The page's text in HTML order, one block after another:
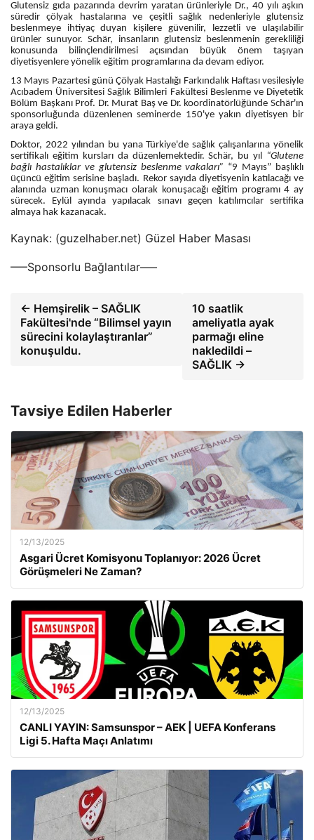
Glutensiz gıda pazarında devrim yaratan ürünleriyle Dr., 40 yılı aşkın
süredir çölyak hastalarına ve çeşitli sağlık nedenleriyle glutensiz
beslenmeye ihtiyaç duyan kişilere güvenilir, lezzetli ve ulaşılabilir
ürünler sunuyor. Schär, insanların glutensiz beslenmenin gerekliliği
konusunda bilinçlendirilmesi açısından büyük önem taşıyan
diyetisyenlere yönelik eğitim programlarına da devam ediyor.
13 Mayıs Pazartesi günü Çölyak Hastalığı Farkındalık Haftası vesilesiyle
Acıbadem Üniversitesi Sağlık Bilimleri Fakültesi Beslenme ve Diyetetik
Bölüm Başkanı Prof. Dr. Murat Baş ve Dr. koordinatörlüğünde Schär'ın
sponsorluğunda düzenlenen seminerde 150'ye yakın diyetisyen bir
araya geldi.
Doktor, 2022 yılından bu yana Türkiye'de sağlık çalışanlarına yönelik
sertifikalı eğitim kursları da düzenlemektedir. Schär, bu yıl
“Glutene
bağlı hastalıklar ve glutensiz beslenme vakaları” “9 Mayıs” başlıklı
üçüncü eğitim serisine başladı. Rekor sayıda diyetisyenin katılacağı ve
alanında uzman konuşmacı olarak konuşacağı eğitim programı 4 ay
sürecek. Eylül ayında yapılacak sınavı geçen katılımcılar sertifika
almaya hak kazanacak.
Kaynak: (guzelhaber.net) Güzel Haber Masası
—–Sponsorlu Bağlantılar—–
← Hemşirelik – SAĞLIK
Fakültesi'nde “Bilimsel yayın
sürecini kolaylaştıranlar”
konuşuldu.
10 saatlik
ameliyatla ayak
parmağı eline
nakledildi –
SAĞLIK →
Tavsiye Edilen Haberler
12/13/2025
Asgari Ücret Komisyonu Toplanıyor: 2026 Ücret
Görüşmeleri Ne Zaman?
12/13/2025
CANLI YAYIN: Samsunspor – AEK | UEFA Konferans
Ligi 5. Hafta Maçı Anlatımı